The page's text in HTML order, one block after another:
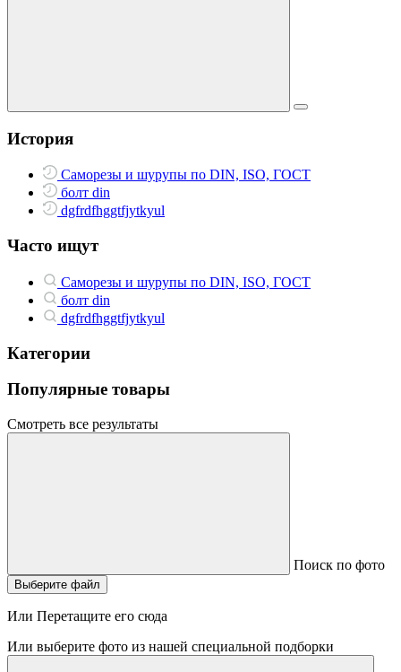
История
Саморезы и шурупы по DIN, ISO, ГОСТ
болт din
dgfrdfhggtfjytkyul
Часто ищут
Саморезы и шурупы по DIN, ISO, ГОСТ
болт din
dgfrdfhggtfjytkyul
Категории
Популярные товары
Смотреть все результаты
Поиск по фото
Выберите файл
Или Перетащите его сюда
Или выберите фото из нашей специальной подборки